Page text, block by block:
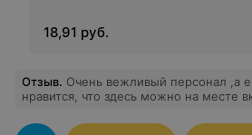
18,91 руб.
Отзыв. Очень вежливый персонал ,а
нравится, что здесь можно на месте